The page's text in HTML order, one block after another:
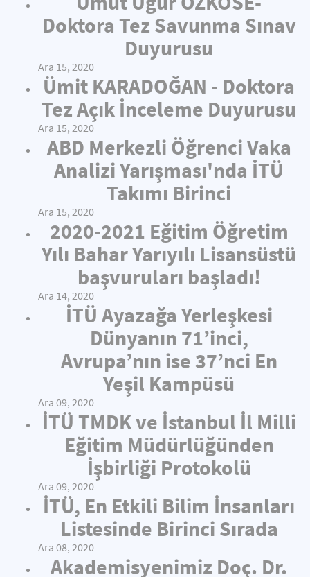
Doktora Tez Savunma Sınav
Duyurusu
Ara 15, 2020
Ümit KARADOĞAN - Doktora
Tez Açık İnceleme Duyurusu
Ara 15, 2020
ABD Merkezli Öğrenci Vaka
Analizi Yarışması'nda İTÜ
Takımı Birinci
Ara 15, 2020
2020-2021 Eğitim Öğretim
Yılı Bahar Yarıyılı Lisansüstü
başvuruları başladı!
Ara 14, 2020
İTÜ Ayazağa Yerleşkesi
Dünyanın 71’inci,
Avrupa’nın ise 37’nci En
Yeşil Kampüsü
Ara 09, 2020
İTÜ TMDK ve İstanbul İl Milli
Eğitim Müdürlüğünden
İşbirliği Protokolü
Ara 09, 2020
İTÜ, En Etkili Bilim İnsanları
Listesinde Birinci Sırada
Ara 08, 2020
Akademisyenimiz Doç. Dr.